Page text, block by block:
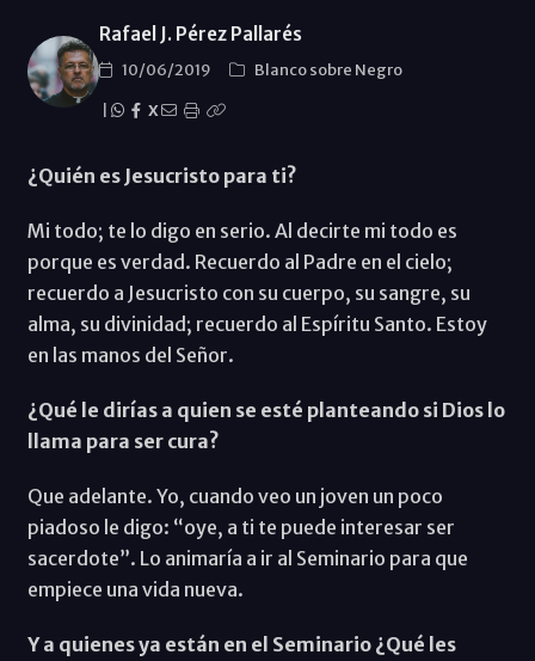
Rafael J. Pérez Pallarés
10/06/2019
Blanco sobre Negro
X
¿Quién es Jesucristo para ti?
Mi todo; te lo digo en serio. Al decirte mi todo es
porque es verdad. Recuerdo al Padre en el cielo;
recuerdo a Jesucristo con su cuerpo, su sangre, su
alma, su divinidad; recuerdo al Espíritu Santo. Estoy
en las manos del Señor.
¿Qué le dirías a quien se esté planteando si Dios lo
llama para ser cura?
Que adelante. Yo, cuando veo un joven un poco
piadoso le digo: “oye, a ti te puede interesar ser
sacerdote”. Lo animaría a ir al Seminario para que
empiece una vida nueva.
Y a quienes ya están en el Seminario ¿Qué les